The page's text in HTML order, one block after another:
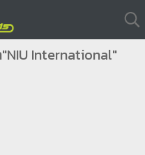
"NIU International"